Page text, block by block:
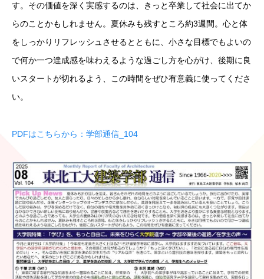
す。その価値を深く実感するのは、きっと卒業して社会に出てか
らのことかもしれません。夏休みも残すところ約3週間。心と体
をしっかりリフレッシュさせるとともに、小さな目標でもよいの
で何か一つ達成感を味わえるような過ごし方を心がけ、後期に良
いスタートが切れるよう、この時間をぜひ有意義に使ってくださ
い。
PDFはこちらから：学部通信_104